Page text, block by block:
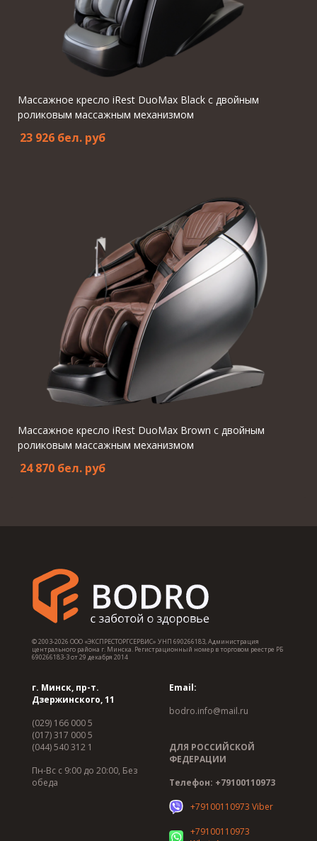
Массажное кресло iRest DuoMax Black с двойным
роликовым массажным механизмом
23 926 бел. pуб
Массажное кресло iRest DuoMax Brown с двойным
роликовым массажным механизмом
24 870 бел. pуб
© 2003-2026 ООО «ЭКСПРЕСТОРГСЕРВИС» УНП 690266183, Администрация
центрального района г. Минска. Регистрационный номер в торговом реестре РБ
690266183-3 от 29 декабря 2014
г. Минск, пр-т.
Дзержинского, 11
(029) 166 000 5
(017) 317 000 5
(044) 540 312 1
Пн-Вс с 9:00 до 20:00, Без
обеда
Email:
bodro.info@mail.ru
ДЛЯ РОССИЙСКОЙ
ФЕДЕРАЦИИ
Телефон: +79100110973
+79100110973 Viber
+79100110973